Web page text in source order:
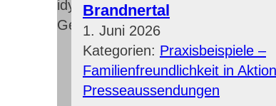
Brandnertal
1. Juni 2026
Kategorien: Praxisbeispiele –
Familienfreundlichkeit in Aktion
Presseaussendungen